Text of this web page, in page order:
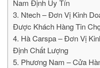
Nam Định Uy Tín
3. Ntech – Đơn Vị Kinh
Được Khách Hàng Tin
4. Hà Carspa – Đơn Vị
Định Chất Lượng
5. Phương Nam – Cửa